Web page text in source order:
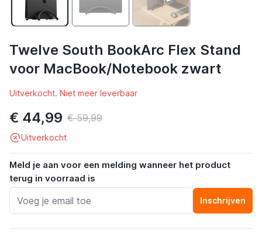
Twelve South BookArc Flex Stand
voor MacBook/Notebook zwart
Uitverkocht. Niet meer leverbaar
€ 44,99 € 59,99
Uitverkocht
Meld je aan voor een melding wanneer het product
terug in voorraad is
Inschrijven